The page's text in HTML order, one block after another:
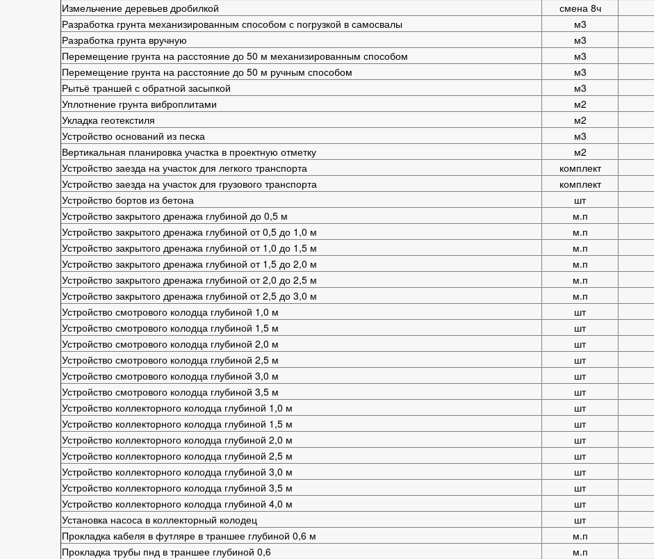
Измельчение деревьев дробилкой
смена 8ч
Разработка грунта механизированным способом с погрузкой в самосвалы
м3
Разработка грунта вручную
м3
Перемещение грунта на расстояние до 50 м механизированным способом
м3
Перемещение грунта на расстояние до 50 м ручным способом
м3
Рытьё траншей с обратной засыпкой
м3
Уплотнение грунта виброплитами
м2
Укладка геотекстиля
м2
Устройство оснований из песка
м3
Вертикальная планировка участка в проектную отметку
м2
Устройство заезда на участок для легкого транспорта
комплект
Устройство заезда на участок для грузового транспорта
комплект
Устройство бортов из бетона
шт
Устройство закрытого дренажа глубиной до 0,5 м
м.п
Устройство закрытого дренажа глубиной от 0,5 до 1,0 м
м.п
Устройство закрытого дренажа глубиной от 1,0 до 1,5 м
м.п
Устройство закрытого дренажа глубиной от 1,5 до 2,0 м
м.п
Устройство закрытого дренажа глубиной от 2,0 до 2,5 м
м.п
Устройство закрытого дренажа глубиной от 2,5 до 3,0 м
м.п
Устройство смотрового колодца глубиной 1,0 м
шт
Устройство смотрового колодца глубиной 1,5 м
шт
Устройство смотрового колодца глубиной 2,0 м
шт
Устройство смотрового колодца глубиной 2,5 м
шт
Устройство смотрового колодца глубиной 3,0 м
шт
Устройство смотрового колодца глубиной 3,5 м
шт
Устройство коллекторного колодца глубиной 1,0 м
шт
Устройство коллекторного колодца глубиной 1,5 м
шт
Устройство коллекторного колодца глубиной 2,0 м
шт
Устройство коллекторного колодца глубиной 2,5 м
шт
Устройство коллекторного колодца глубиной 3,0 м
шт
Устройство коллекторного колодца глубиной 3,5 м
шт
Устройство коллекторного колодца глубиной 4,0 м
шт
Установка насоса в коллекторный колодец
шт
Прокладка кабеля в футляре в траншее глубиной 0,6 м
м.п
Прокладка трубы пнд в траншее глубиной 0,6
м.п